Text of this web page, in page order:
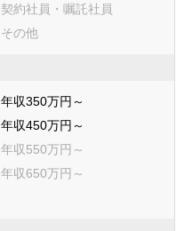
契約社員・嘱託社員
その他
年収350万円～
年収450万円～
年収550万円～
年収650万円～